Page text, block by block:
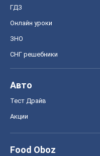
ГДЗ
Онлайн уроки
ЗНО
СНГ решебники
Авто
Тест Драйв
Акции
Food Oboz